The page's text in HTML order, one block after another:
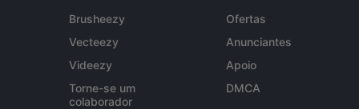
Brusheezy
Vecteezy
Videezy
Torne-se um
colaborador
Ofertas
Anunciantes
Apoio
DMCA